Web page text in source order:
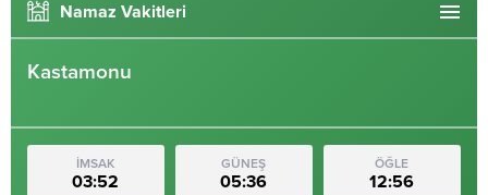
Namaz Vakitleri
Kastamonu
İMSAK
03:52
GÜNEŞ
05:36
ÖĞLE
12:56